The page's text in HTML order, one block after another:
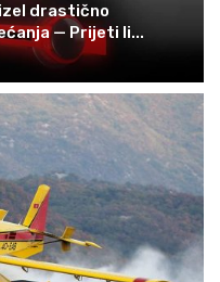
drastično
— Prijeti li...